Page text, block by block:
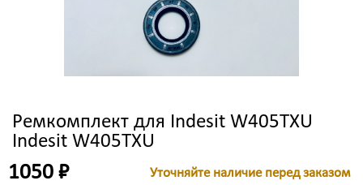
Ремкомплект для Indesit W405TXU
Indesit W405TXU
1050 ₽ Уточняйте наличие перед заказом